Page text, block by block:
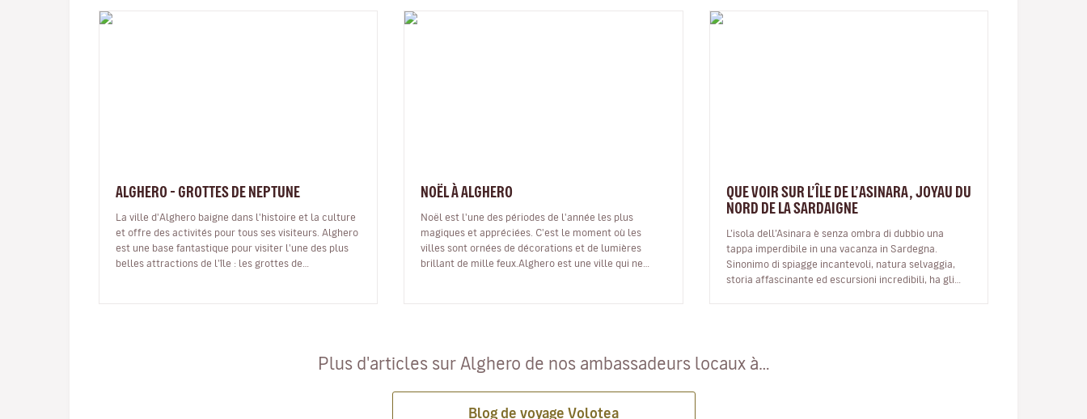
ALGHERO - GROTTES DE NEPTUNE
La ville d'Alghero baigne dans l'histoire et la culture
et offre des activités pour tous ses visiteurs. Alghero
est une base fantastique pour visiter l'une des plus
belles attractions de l'île : les grottes de
NOËL À ALGHERO
Noël est l'une des périodes de l'année les plus
magiques et appréciées. C'est le moment où les
villes sont ornées de décorations et de lumières
brillant de mille feux.Alghero est une ville qui ne
QUE VOIR SUR L’ÎLE DE L’ASINARA, JOYAU DU
NORD DE LA SARDAIGNE
L’isola dell’Asinara è senza ombra di dubbio una
tappa imperdibile in una vacanza in Sardegna.
Sinonimo di spiagge incantevoli, natura selvaggia,
storia affascinante ed escursioni incredibili, ha gli
Plus d'articles sur Alghero de nos ambassadeurs locaux à…
Blog de voyage Volotea